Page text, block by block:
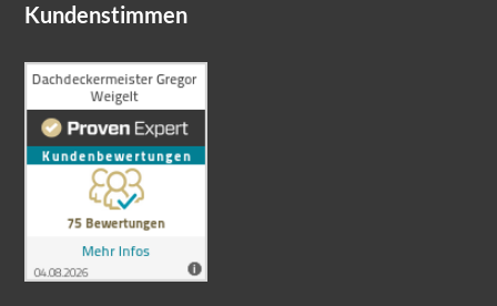
Kundenstimmen